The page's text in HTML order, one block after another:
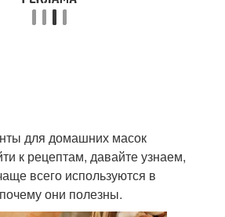
кожи Тканевые маски
для домашних масок
к рецептам, давайте узнаем,
всего используются в
они полезны.